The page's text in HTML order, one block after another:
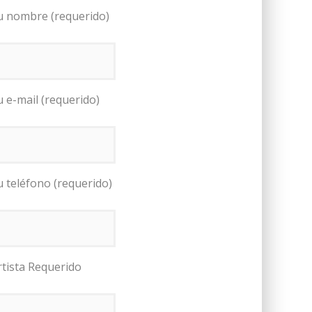
nombre (requerido)
e-mail (requerido)
teléfono (requerido)
Requerido